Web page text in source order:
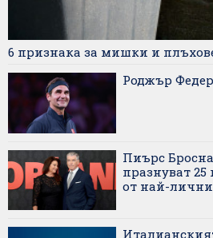
6 признака за мишки и
Роджър
Пиърс
празнуват
от най-